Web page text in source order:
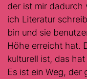
der ist mir dadurch
ich Literatur
bin und sie
Höhe erreicht hat.
kulturell ist, das
Es ist ein Weg, der